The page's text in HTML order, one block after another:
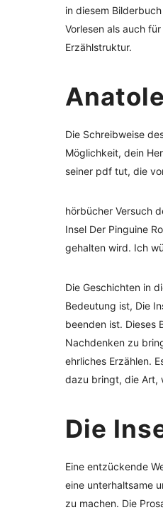
in diesem
Vorlesen als auch
Erzählstruktur.
Die Schreibweise
Möglichkeit, dein
seiner pdf tut, die
hörbücher Versuch
Insel Der Pinguine
gehalten wird. Ich
Die Geschichten in
Bedeutung ist, Die
beenden ist. Dieses
Nachdenken zu
ehrliches Erzählen.
dazu bringt, die Art,
Die
Eine entzückende
eine unterhaltsame
zu machen. Die